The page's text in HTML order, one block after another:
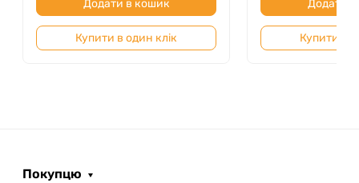
дорослих, які тільки починають знайомство зі
зимовими трасами.
Додати в кошик
Купити в один клік
Додати
Купити в
Покупцю